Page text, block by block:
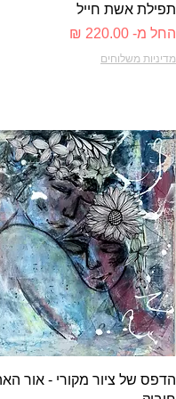
תפילת אשת חייל
החל מ-
מחיר מבצע
מדיניות משלוחים
תצוגה מהירה
הדפס של ציור מקורי - אור